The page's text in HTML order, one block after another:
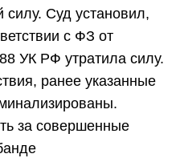
силу. Суд установил,
с ФЗ от
УК РФ утратила силу.
ранее указанные
за совершенные